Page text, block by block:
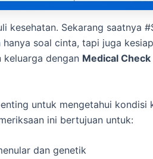
kesehatan. Sekarang saatnya
soal cinta, tapi juga
keluarga dengan Medical Check
untuk mengetahui kondisi
ini bertujuan untuk:
dan genetik